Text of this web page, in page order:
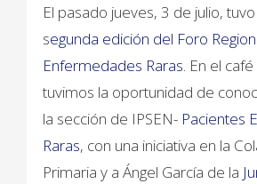
El pasado jueves, 3 de julio,
segunda edición del Foro
Enfermedades Raras. En el
tuvimos la oportunidad de
la sección de IPSEN- Pacientes
Raras, con una iniciativa en la
Primaria y a Ángel García de la